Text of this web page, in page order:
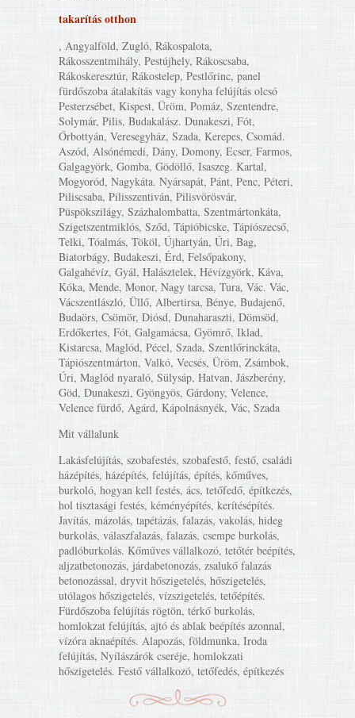
takarítás otthon
, Angyalföld, Zugló, Rákospalota,
Rákosszentmihály, Pestújhely, Rákoscsaba,
Rákoskeresztúr, Rákostelep, Pestlőrinc, panel
fürdőszoba átalakítás vagy konyha felújítás olcsó
Pesterzsébet, Kispest, Üröm, Pomáz, Szentendre,
Solymár, Pilis, Budakalász. Dunakeszi, Fót,
Őrbottyán, Veresegyház, Szada, Kerepes, Csomád.
Aszód, Alsónémedi, Dány, Domony, Ecser, Farmos,
Galgagyörk, Gomba, Gödöllő, Isaszeg. Kartal,
Mogyoród, Nagykáta. Nyársapát, Pánt, Penc, Péteri,
Piliscsaba, Pilisszentiván, Pilisvörösvár,
Püspökszilágy, Százhalombatta, Szentmártonkáta,
Szigetszentmiklós, Sződ, Tápióbicske, Tápiószecső,
Telki, Tóalmás, Tököl, Újhartyán, Úri, Bag,
Biatorbágy, Budakeszi, Érd, Felsőpakony,
Galgahévíz, Gyál, Halásztelek, Hévízgyörk, Káva,
Kóka, Mende, Monor, Nagy tarcsa, Tura, Vác. Vác,
Vácszentlászló, Üllő, Albertirsa, Bénye, Budajenő,
Budaörs, Csömör, Diósd, Dunaharaszti, Dömsöd,
Erdőkertes, Fót, Galgamácsa, Gyömrő, Iklad,
Kistarcsa, Maglód, Pécel, Szada, Szentlőrinckáta,
Tápiószentmárton, Valkó, Vecsés, Üröm, Zsámbok,
Úri, Maglód nyaraló, Sülysáp, Hatvan, Jászberény,
Göd, Dunakeszi, Gyöngyös, Gárdony, Velence,
Velence fürdő, Agárd, Kápolnásnyék, Vác, Szada
Mit vállalunk
Lakásfelújítás, szobafestés, szobafestő, festő, családi
házépítés, házépítés, felújítás, építés, kőműves,
burkoló, hogyan kell festés, ács, tetőfedő, építkezés,
hol tisztasági festés, kéményépítés, kerítésépítés.
Javítás, mázolás, tapétázás, falazás, vakolás, hideg
burkolás, válaszfalazás, falazás, csempe burkolás,
padlóburkolás. Kőműves vállalkozó, tetőtér beépítés,
aljzatbetonozás, járdabetonozás, zsalukő falazás
betonozással, dryvit hőszigetelés, hőszigetelés,
utólagos hőszigetelés, vízszigetelés, tetőépítés.
Fürdőszoba felújítás rögtön, térkő burkolás,
homlokzat felújítás, ajtó és ablak beépítés azonnal,
vízóra aknaépítés. Alapozás, földmunka, Iroda
felújítás, Nyílászárók cseréje, homlokzati
hőszigetelés. Festő vállalkozó, tetőfedés, építkezés